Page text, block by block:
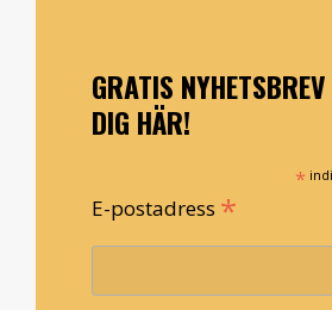
GRATIS
DIG HÄR!
*
E-postadress *